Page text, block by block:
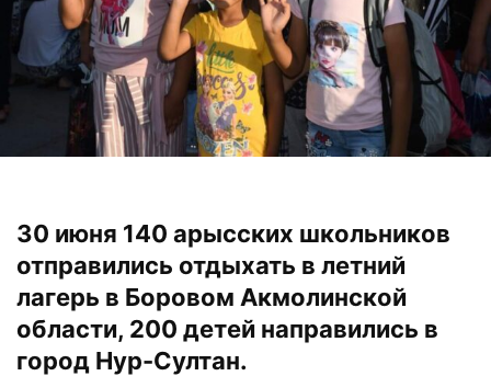
30 июня 140 арысских школьников
отправились отдыхать в летний
лагерь в Боровом Акмолинской
области, 200 детей направились в
город Нур-Султан.